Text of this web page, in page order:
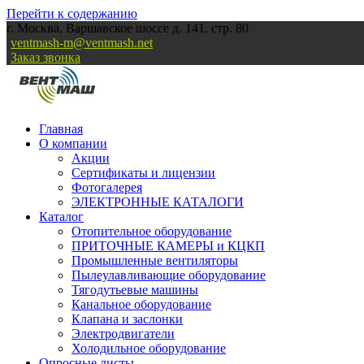
Перейти к содержанию
г. Москва, Варшавское шоссе д. 141, стр. 80
ventmash-m@ventmash.net
Заказ звонка
Главная
О компании
Акции
Сертификаты и лицензии
Фотогалерея
ЭЛЕКТРОННЫЕ КАТАЛОГИ
Каталог
Отопительное оборудование
ПРИТОЧНЫЕ КАМЕРЫ и КЦКП
Промышленные вентиляторы
Пылеулавливающие оборудование
Тягодутьевые машины
Канальное оборудование
Клапана и заслонки
Электродвигатели
Холодильное оборудование